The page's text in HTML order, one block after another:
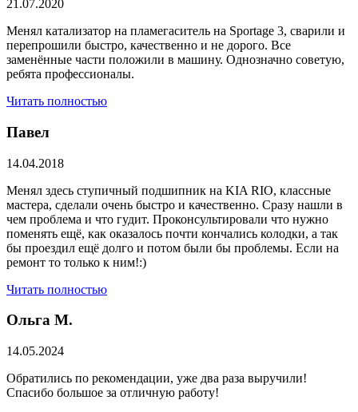
21.07.2020
Менял катализатор на пламегаситель на Sportage 3, сварили и
перепрошили быстро, качественно и не дорого. Все
заменённые части положили в машину. Однозначно советую,
ребята профессионалы.
Читать полностью
Павел
14.04.2018
Менял здесь ступичный подшипник на KIA RIO, классные
мастера, сделали очень быстро и качественно. Сразу нашли в
чем проблема и что гудит. Проконсультировали что нужно
поменять ещё, как оказалось почти кончались колодки, а так
бы проездил ещё долго и потом были бы проблемы. Если на
ремонт то только к ним!:)
Читать полностью
Ольга М.
14.05.2024
Обратились по рекомендации, уже два раза выручили!
Спасибо большое за отличную работу!